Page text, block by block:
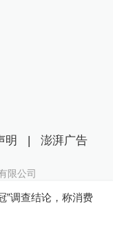
已致2人死亡约20人受
明 | 澎湃广告
限公司
14003370号
号